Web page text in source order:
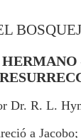
Dr. R. L.
a